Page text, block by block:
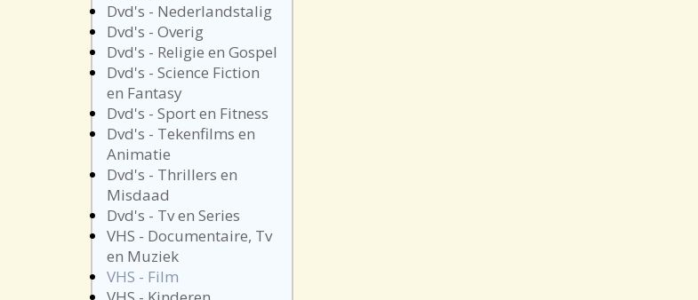
Dvd's - Nederlandstalig
Dvd's - Overig
Dvd's - Religie en Gospel
Dvd's - Science Fiction
en Fantasy
Dvd's - Sport en Fitness
Dvd's - Tekenfilms en
Animatie
Dvd's - Thrillers en
Misdaad
Dvd's - Tv en Series
VHS - Documentaire, Tv
en Muziek
VHS - Film